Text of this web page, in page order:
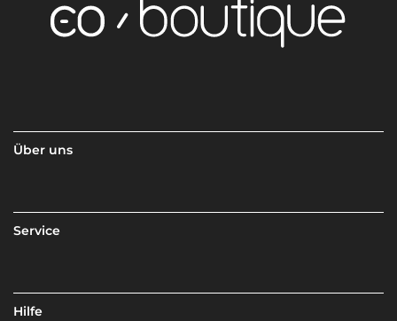
Über uns
Service
Hilfe